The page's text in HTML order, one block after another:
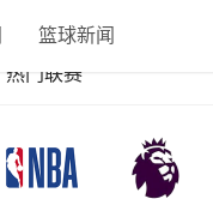
篮球新闻
热门联赛